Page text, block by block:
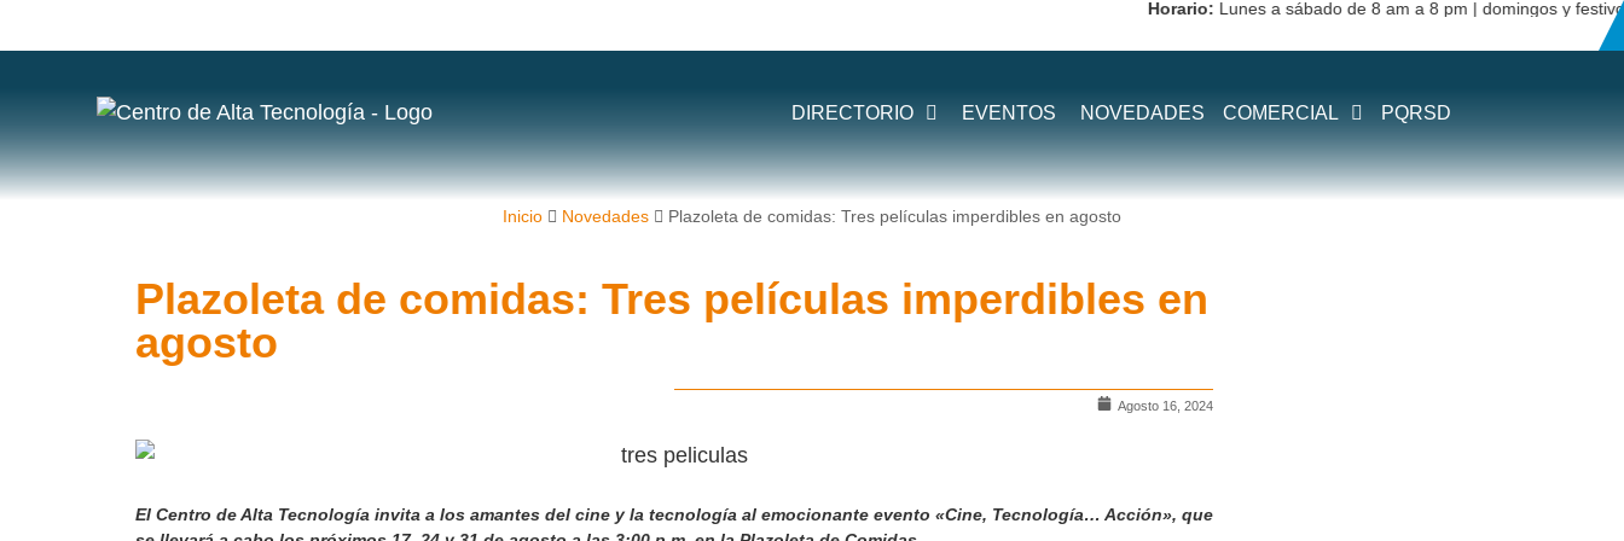
Horario:Lunes a sábado de 8 am a 8 pm | domingos y festivos
DIRECTORIO EVENTOS NOVEDADES COMERCIAL PQRSD
Inicio Novedades Plazoleta de comidas: Tres películas imperdibles en agosto
Plazoleta de comidas: Tres películas imperdibles en
agosto
Agosto 16, 2024
El Centro de Alta Tecnología invita a los amantes del cine y la tecnología al emocionante evento «Cine, Tecnología… Acción», que